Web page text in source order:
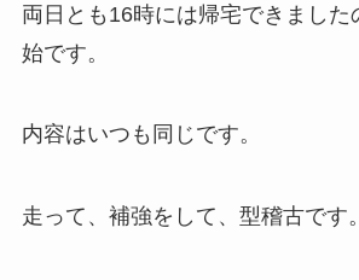
両日とも16時には帰宅できました
始です。
内容はいつも同じです。
走って、補強をして、型稽古です。